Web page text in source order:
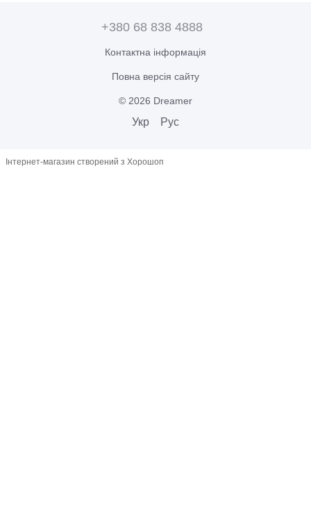
+380 68 838 4888
Контактна інформація
Повна версія сайту
© 2026 Dreamer
Укр Рус
Інтернет-магазин створений з Хорошоп